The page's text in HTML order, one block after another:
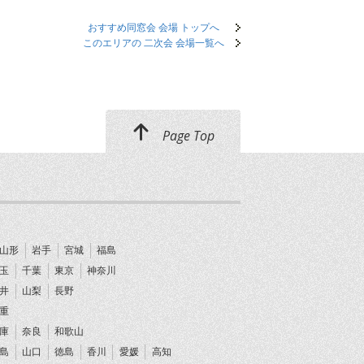
おすすめ同窓会 会場 トップへ
このエリアの 二次会 会場一覧へ
Page Top
山形 岩手 宮城
福島
千葉 東京
神奈川
山梨
長野
奈良
和歌山
山口 徳島 香川 愛媛 高知